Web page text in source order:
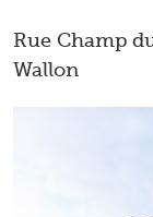
Rue Champ
Wallon